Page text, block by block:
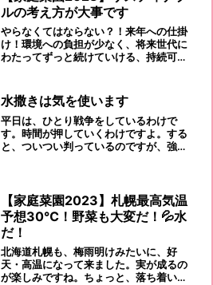
ルの考え方が大事です
やらなくてはならない？！来年への仕掛
け！環境への負担が少なく、将来世代に
わたってずっと続けていける、持続可能
水撒きは気を使います
平日は、ひとり戦争をしているわけで
す。時間が押していくわけですよ。する
と、ついつい判っているのですが、強い
【家庭菜園2023】札幌最高気温
予想30℃！野菜も大変だ！💦水
だ！
北海道札幌も、梅雨明けみたいに、好
天・高温になって来ました。実が成るの
が楽しみですね。ちょっと、落ち着いて